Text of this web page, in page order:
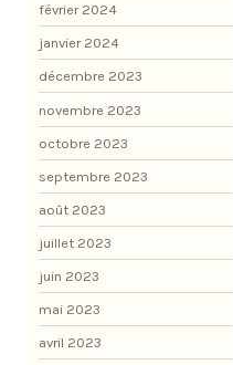
février 2024
janvier 2024
décembre 2023
novembre 2023
octobre 2023
septembre 2023
août 2023
juillet 2023
juin 2023
mai 2023
avril 2023